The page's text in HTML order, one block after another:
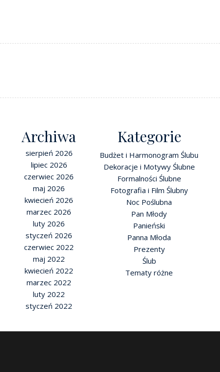
Archiwa
sierpień 2026
lipiec 2026
czerwiec 2026
maj 2026
kwiecień 2026
marzec 2026
luty 2026
styczeń 2026
czerwiec 2022
maj 2022
kwiecień 2022
marzec 2022
luty 2022
styczeń 2022
Kategorie
Budżet i Harmonogram Ślubu
Dekoracje i Motywy Ślubne
Formalności Ślubne
Fotografia i Film Ślubny
Noc Poślubna
Pan Młody
Panieński
Panna Młoda
Prezenty
Ślub
Tematy różne